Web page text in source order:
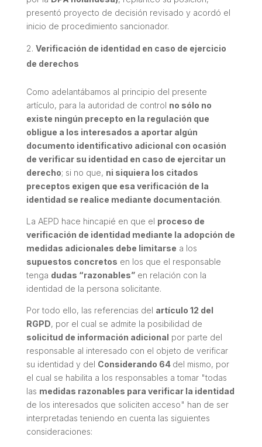
presentó proyecto de decisión revisado y acordó el
inicio de procedimiento sancionador.
Verificación de identidad en caso de ejercicio
de derechos
Como adelantábamos al principio del presente
artículo, para la autoridad de control no sólo no
existe ningún precepto en la regulación que
obligue a los interesados a aportar algún
documento identificativo adicional con ocasión
de verificar su identidad en caso de ejercitar un
derecho; si no que, ni siquiera los citados
preceptos exigen que esa verificación de la
identidad se realice mediante documentación.
La AEPD hace hincapié en que el proceso de
verificación de identidad mediante la adopción de
medidas adicionales debe limitarse a los
supuestos concretos en los que el responsable
tenga dudas “razonables”en relación con la
identidad de la persona solicitante.
Por todo ello, las referencias del artículo 12 del
RGPD, por el cual se admite la posibilidad de
solicitud de información adicional por parte del
responsable al interesado con el objeto de verificar
su identidad y del Considerando 64 del mismo, por
el cual se habilita a los responsables a tomar "todas
las medidas razonables para verificar la identidad
de los interesados que soliciten acceso" han de ser
interpretadas teniendo en cuenta las siguientes
consideraciones: